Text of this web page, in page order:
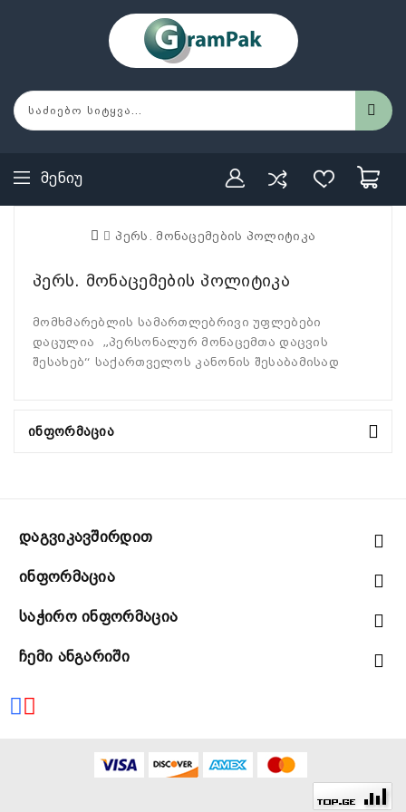
Მენიუ
პერს. მონაცემების პოლიტიკა
პერს. მონაცემების პოლიტიკა
მომხმარებლის სამართლებრივი უფლებები
დაცულია „პერსონალურ მონაცემთა დაცვის
შესახებ“ საქართველოს კანონის შესაბამისად
Ინფორმაცია
Დაგვიკავშირდით
Ინფორმაცია
Საჭირო Ინფორმაცია
Ჩემი Ანგარიში